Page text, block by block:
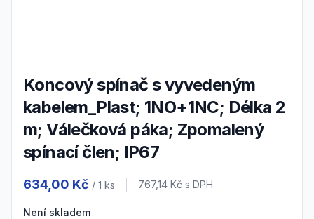
Koncový spínač s vyvedeným
kabelem_Plast; 1NO+1NC; Délka 2
m; Válečková páka; Zpomalený
spínací člen; IP67
634,00 Kč / 1 ks Cena s DPH
767,14 Kč s DPH
Není skladem